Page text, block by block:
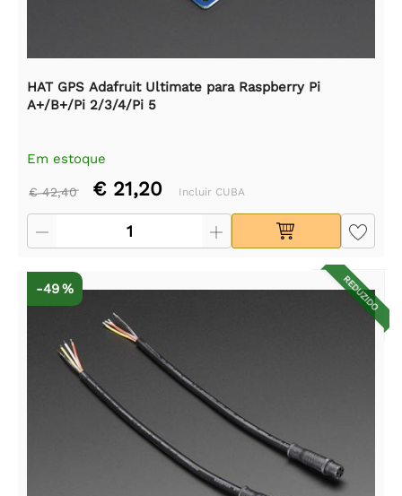
HAT GPS Adafruit Ultimate para Raspberry Pi
A+/B+/Pi 2/3/4/Pi 5
Em estoque
€ 42,40 € 21,20 Incluir CUBA
REDUZIDO
-49 %